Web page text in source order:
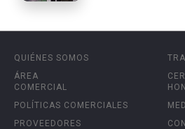
QUIÉNES SOMOS
ÁREA
COMERCIAL
POLÍTICAS COMERCIALES
PROVEEDORES